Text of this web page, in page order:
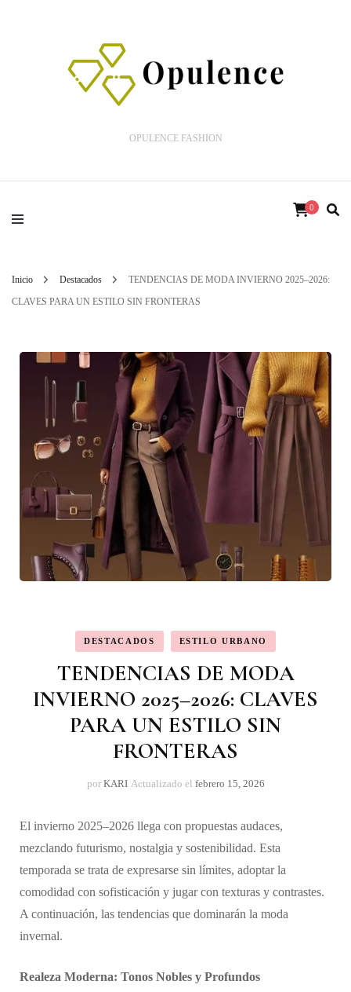
OPULENCE FASHION
0
Inicio Destacados
TENDENCIAS DE MODA INVIERNO 2025–2026:
CLAVES PARA UN ESTILO SIN FRONTERAS
DESTACADOS ESTILO URBANO
TENDENCIAS DE MODA
INVIERNO 2025–2026: CLAVES
PARA UN ESTILO SIN
FRONTERAS
por KARI Actualizado el febrero 15, 2026
El invierno 2025–2026 llega con propuestas audaces,
mezclando futurismo, nostalgia y sostenibilidad. Esta
temporada se trata de expresarse sin límites, adoptar la
comodidad con sofisticación y jugar con texturas y contrastes.
A continuación, las tendencias que dominarán la moda
invernal.
Realeza Moderna: Tonos Nobles y Profundos